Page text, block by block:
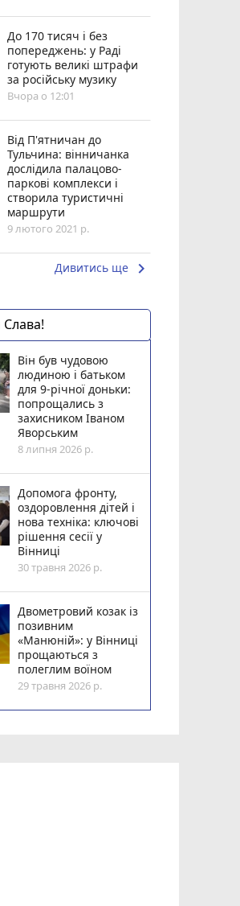
До 170 тисяч і без
попереджень: у Раді
готують великі штрафи
за російську музику
Вчора о 12:01
Від П'ятничан до
Тульчина: вінничанка
дослідила палацово-
паркові комплекси і
створила туристичні
маршрути
9 лютого 2021 р.
Дивитись ще keyboard_arrow_right
Він був чудовою
людиною і батьком
для 9-річної доньки:
попрощались з
захисником Іваном
Яворським
8 липня 2026 р.
Допомога фронту,
оздоровлення дітей і
нова техніка: ключові
рішення сесії у
Вінниці
30 травня 2026 р.
Двометровий козак із
позивним
«Манюній»: у Вінниці
прощаються з
полеглим воїном
29 травня 2026 р.